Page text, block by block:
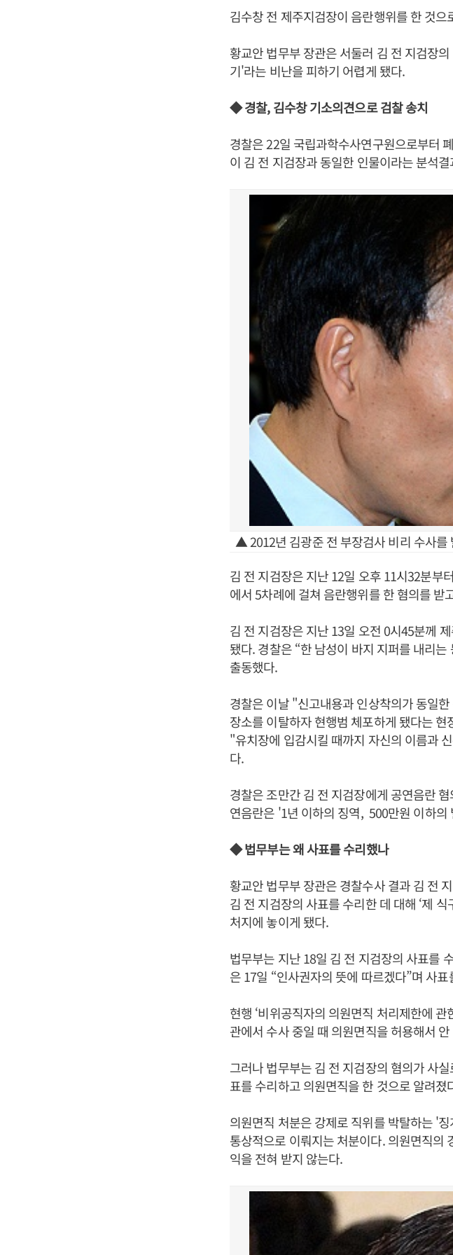
김수창 전 제주지검장이 음란행위를 한 것
황교안 법무부 장관은 서둘러 김 전 지검장
기'라는 비난을 피하기 어렵게 됐다.
◆ 경찰, 김수창 기소의견으로 검찰 송치
경찰은 22일 국립과학수사연구원으로부터
이 김 전 지검장과 동일한 인물이라는 분석
▲ 2012년 김광준 전 부장검사 비리 수사를
김 전 지검장은 지난 12일 오후 11시32분부
에서 5차례에 걸쳐 음란행위를 한 혐의를 받
김 전 지검장은 지난 13일 오전 0시45분께
됐다. 경찰은 “한 남성이 바지 지퍼를 내리
출동했다.
경찰은 이날 "신고내용과 인상착의가 동일
장소를 이탈하자 현행범 체포하게 됐다는
"유치장에 입감시킬 때까지 자신의 이름과
다.
경찰은 조만간 김 전 지검장에게 공연음란
연음란은 '1년 이하의 징역, 500만원 이하의
◆ 법무부는 왜 사표를 수리했나
황교안 법무부 장관은 경찰수사 결과 김 전
김 전 지검장의 사표를 수리한 데 대해 ‘제
처지에 놓이게 됐다.
법무부는 지난 18일 김 전 지검장의 사표를
은 17일 “인사권자의 뜻에 따르겠다”며 사표
현행 ‘비위공직자의 의원면직 처리제한에
관에서 수사 중일 때 의원면직을 허용해서
그러나 법무부는 김 전 지검장의 혐의가 사
표를 수리하고 의원면직을 한 것으로 알려졌
의원면직 처분은 강제로 직위를 박탈하는 '
통상적으로 이뤄지는 처분이다. 의원면직의
익을 전혀 받지 않는다.